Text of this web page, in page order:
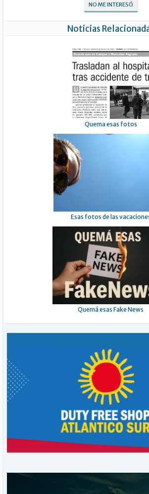
NO ME INTERESÓ
Noticias
Quema esas fotos
Esas fotos de las
Quemá esas Fake News